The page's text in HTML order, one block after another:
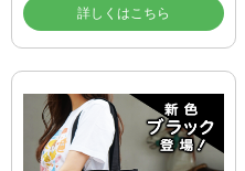
詳しくはこちら